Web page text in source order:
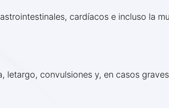
cardíacos e incluso la
letargo, convulsiones y, en casos